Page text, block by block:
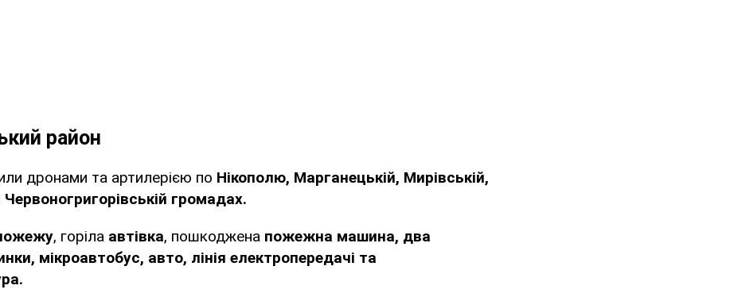
район
дронами та артилерією по Нікополю, Марганецькій, Мирівській,
Червоногригорівській громадах.
, горіла автівка, пошкоджена пожежна машина, два
мікроавтобус, авто, лінія електропередачі та